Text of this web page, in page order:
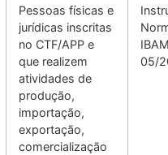
Pessoas físicas e
jurídicas inscritas
no CTF/APP e
que realizem
atividades de
produção,
importação,
exportação,
comercialização
05/